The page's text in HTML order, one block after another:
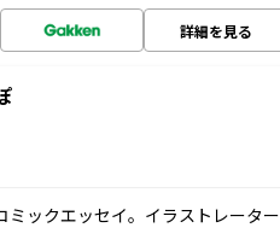
詳細を見る
ックエッセイ。イラストレーター